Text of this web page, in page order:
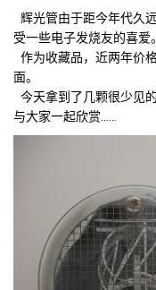
辉光管由于距今年代久
受一些电子发烧友的喜爱。
作为收藏品，近两年价
面。
今天拿到了几颗很少见
与大家一起欣赏……